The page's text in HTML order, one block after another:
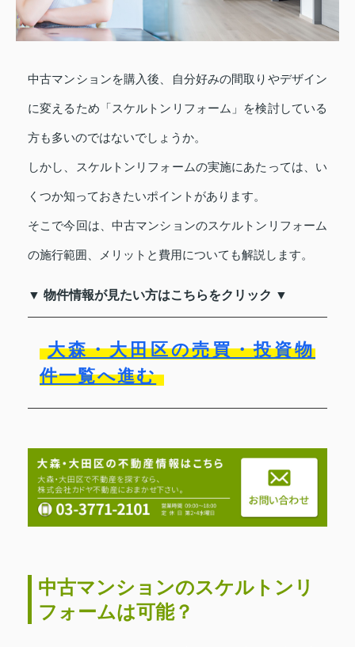
中古マンションを購入後、自分好みの間取りやデザイン
に変えるため「スケルトンリフォーム」を検討している
方も多いのではないでしょうか。
しかし、スケルトンリフォームの実施にあたっては、い
くつか知っておきたいポイントがあります。
そこで今回は、中古マンションのスケルトンリフォーム
の施行範囲、メリットと費用についても解説します。
▼ 物件情報が見たい方はこちらをクリック ▼
大森・大田区の売買・投資物
件一覧へ進む
中古マンションのスケルトンリ
フォームは可能？